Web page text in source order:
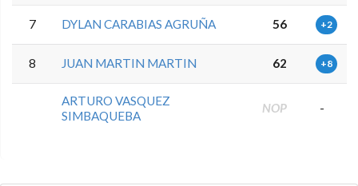
7 DYLAN CARABIAS AGRUÑA 56 +2
8 JUAN MARTIN MARTIN 62 +8
ARTURO VASQUEZ
SIMBAQUEBA
NOP -